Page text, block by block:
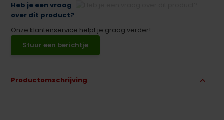
Heb je een vraag
over dit product?
Onze klantenservice helpt je graag verder!
Stuur een berichtje
Productomschrijving